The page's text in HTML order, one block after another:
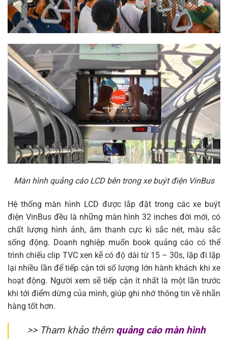
Màn hình quảng cáo LCD bên trong xe buýt điện VinBus
Hệ thống màn hình LCD được lắp đặt trong các xe buýt
điện VinBus đều là những màn hình 32 inches đời mới, có
chất lượng hình ảnh, âm thanh cực kì sắc nét, màu sắc
sống động. Doanh nghiệp muốn book quảng cáo có thể
trình chiếu clip TVC xen kẽ có độ dài từ 15 – 30s, lặp đi lặp
lại nhiều lần để tiếp cận tới số lượng lớn hành khách khi xe
hoạt động. Người xem sẽ tiếp cận ít nhất là một lần trước
khi tới điểm dừng của mình, giúp ghi nhớ thông tin về nhãn
hàng tốt hơn.
>> Tham khảo thêm quảng cáo màn hình